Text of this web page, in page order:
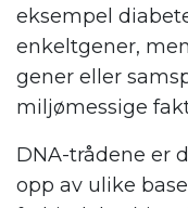
eksempel
enkeltgener,
gener eller
miljømessige
DNA-trådene er
opp av ulike